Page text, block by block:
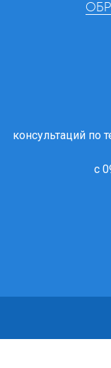
консультаций по
с